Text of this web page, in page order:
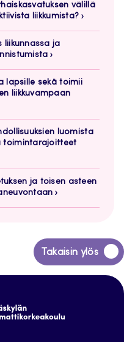
välillä
liikkumista?
liikunnassa ja
lapsille sekä toimii
liikkuvampaan
luomista
toimintarajoitteet
ja toisen asteen
Takaisin ylös
Siirry
takaisin